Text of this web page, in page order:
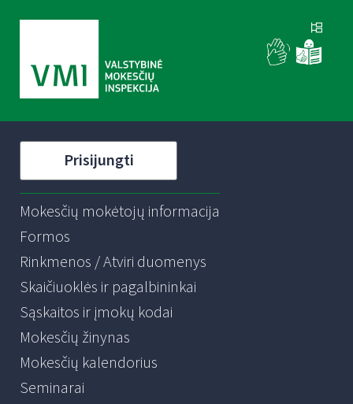
Prisijungti
Mokesčių mokėtojų informacija
Formos
Rinkmenos / Atviri duomenys
Skaičiuoklės ir pagalbininkai
Sąskaitos ir įmokų kodai
Mokesčių žinynas
Mokesčių kalendorius
Seminarai